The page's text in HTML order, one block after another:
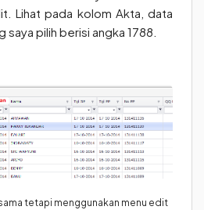
Lihat pada kolom Akta, data
pilih berisi angka 1788.
tetapi menggunakan menu edit